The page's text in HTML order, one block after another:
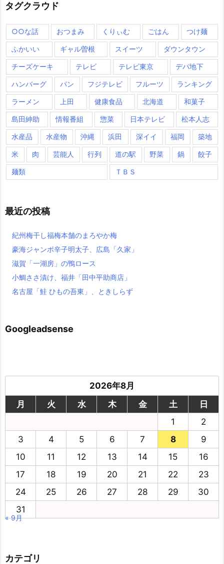
タグクラウド
○○な話 おつまみ くりぃむ ごはん つけ麺
ふかいい ギャル曽根 スイーツ ダウンタウン
チーズケーキ テレビ テレビ東京 デパ地下
ハンバーグ パン フジテレビ フルーツ ランキング
ラーメン 上田 健康食品 北海道 和菓子
島田紳助 情報番組 惣菜 日本テレビ 松本人志
水産品 水産物 沖縄 浜田 深イイ 福岡 築地
米 肉 芸能人 行列 道の駅 野菜 鍋 餃子
麺類 ＴＢＳ
最近の投稿
紀州梅干し福梅本舗のまろやか梅
豪海ジャンボ辛子明太子、広島「久家」
滋賀「一湖房」の鴨ロース
小鯛ささ漬け、福井「田中平助商店」
名古屋「鮭 ひもの吾東」、ときしらず
Googleadsense
2026年8月
月
火 水 木 金 土
日
1
2
3
4 5 6 7 8
9
10
11 12 13 14 15
16
17
18 19 20 21 22
23
24
25 26 27 28 29
30
31
« 9月
カテゴリ